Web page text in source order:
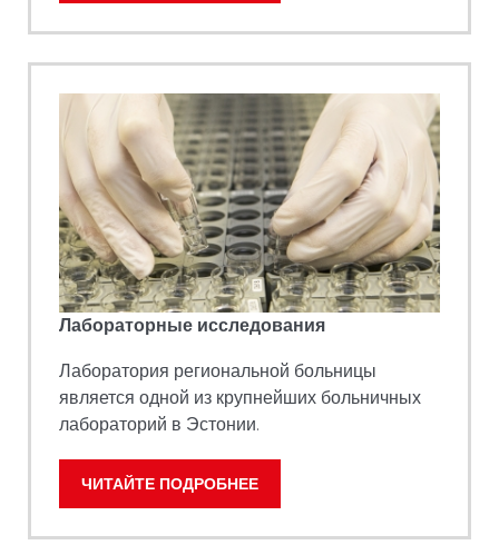
Лабораторные исследования
Лаборатория региональной больницы
является одной из крупнейших больничных
лабораторий в Эстонии.
ЧИТАЙТЕ ПОДРОБНЕЕ